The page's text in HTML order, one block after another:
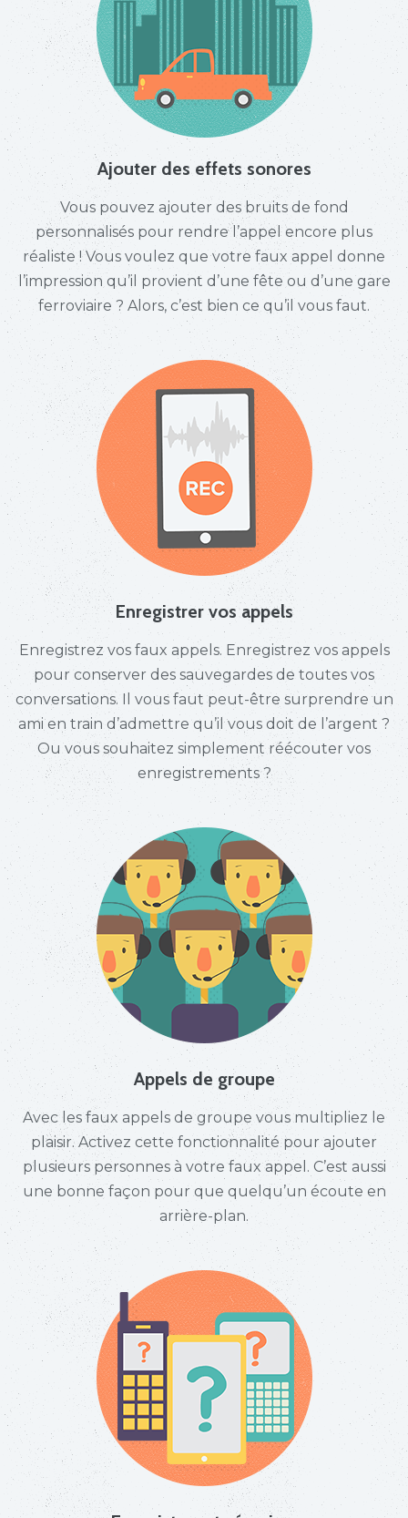
Ajouter des effets sonores
Vous pouvez ajouter des bruits de fond
personnalisés pour rendre l’appel encore plus
réaliste ! Vous voulez que votre faux appel donne
l’impression qu’il provient d’une fête ou d’une gare
ferroviaire ? Alors, c’est bien ce qu’il vous faut.
Enregistrer vos appels
Enregistrez vos faux appels. Enregistrez vos appels
pour conserver des sauvegardes de toutes vos
conversations. Il vous faut peut-être surprendre un
ami en train d’admettre qu’il vous doit de l’argent ?
Ou vous souhaitez simplement réécouter vos
enregistrements ?
Appels de groupe
Avec les faux appels de groupe vous multipliez le
plaisir. Activez cette fonctionnalité pour ajouter
plusieurs personnes à votre faux appel. C’est aussi
une bonne façon pour que quelqu’un écoute en
arrière-plan.